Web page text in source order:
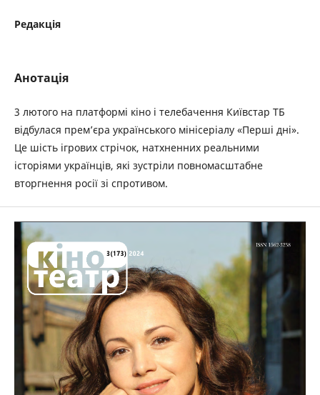
Редакція
Анотація
3 лютого на платформі кіно і телебачення Київстар ТБ
відбулася прем’єра українського мінісеріалу «Перші дні».
Це шість ігрових стрічок, натхненних реальними
історіями українців, які зустріли повномасштабне
вторгнення росії зі спротивом.